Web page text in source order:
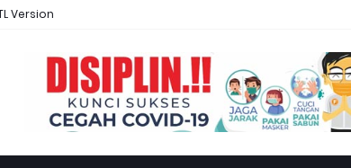
Version